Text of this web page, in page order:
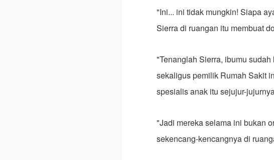
"Ini... ini tidak mungkin! Siapa
Sierra di ruangan itu membuat
"Tenanglah Sierra, ibumu
sekaligus pemilik Rumah Sakit
spesialis anak itu sejujur-
"Jadi mereka selama ini bukan
sekencang-kencangnya di